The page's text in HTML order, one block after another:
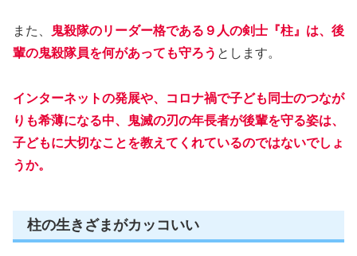
また、
鬼殺隊のリーダー格である９人の剣士『柱』は、後
輩の鬼殺隊員を何があっても守ろう とします。
インターネットの発展や、コロナ禍で子ども同士のつなが
りも希薄になる中、鬼滅の刃の年長者が後輩を守る姿は、
子どもに大切なことを教えてくれているのではないでしょ
うか。
柱の生きざまがカッコいい